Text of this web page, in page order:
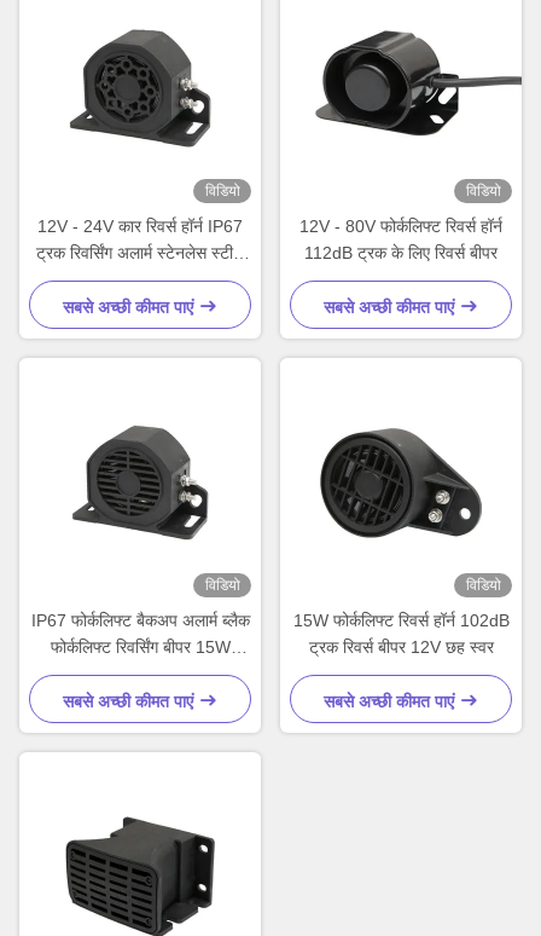
विडियो
12V - 24V कार रिवर्स हॉर्न IP67
ट्रक रिवर्सिंग अलार्म स्टेनलेस स्टील
माउंटिंग ब्रैकेट के साथ काला
सबसे अच्छी कीमत पाएं
विडियो
12V - 80V फोर्कलिफ्ट रिवर्स हॉर्न
112dB ट्रक के लिए रिवर्स बीपर
सबसे अच्छी कीमत पाएं
विडियो
IP67 फोर्कलिफ्ट बैकअप अलार्म ब्लैक
फोर्कलिफ्ट रिवर्सिंग बीपर 15W
टिकाऊ नायलॉन सामग्री के साथ
सबसे अच्छी कीमत पाएं
विडियो
15W फोर्कलिफ्ट रिवर्स हॉर्न 102dB
ट्रक रिवर्स बीपर 12V छह स्वर
सबसे अच्छी कीमत पाएं